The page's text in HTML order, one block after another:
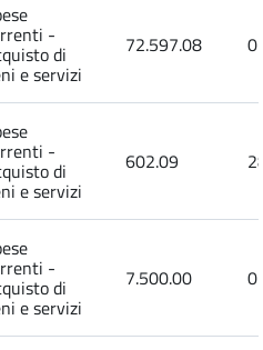
-
di
e servizi
72.597.08
-
di
e servizi
602.09
-
di
e servizi
7.500.00